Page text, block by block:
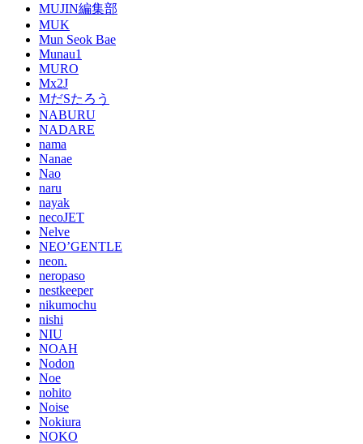
MUJIN編集部
MUK
Mun Seok Bae
Munau1
MURO
Mx2J
MだSたろう
NABURU
NADARE
nama
Nanae
Nao
naru
nayak
necoJET
Nelve
NEO’GENTLE
neon.
neropaso
nestkeeper
nikumochu
nishi
NIU
NOAH
Nodon
Noe
nohito
Noise
Nokiura
NOKO